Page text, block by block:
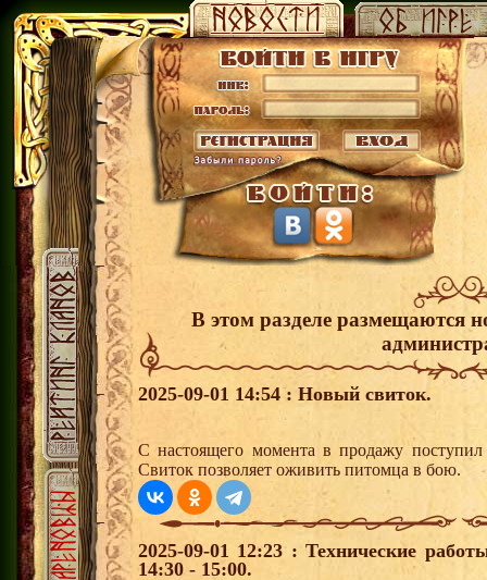
В этом разделе размещаются
2025-09-01 14:54 : Новый свиток.
С настоящего момента в продажу
Свиток позволяет оживить питомца в бою.
2025-09-01 12:23 : Технические
14:30 - 15:00.